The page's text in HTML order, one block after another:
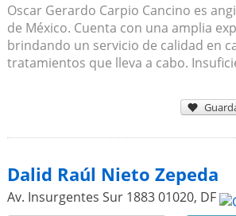
Oscar Gerardo Carpio Cancino es
de México. Cuenta con una amplia
brindando un servicio de calidad en
tratamientos que lleva a cabo.
Dalid Raúl Nieto Zepeda
Av. Insurgentes Sur 188301020, DF